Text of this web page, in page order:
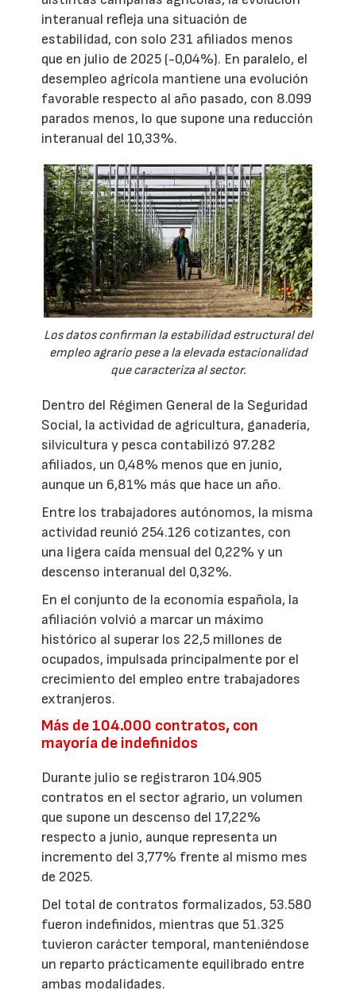
interanual refleja una situación de
estabilidad, con solo 231 afiliados menos
que en julio de 2025 (-0,04%). En paralelo, el
desempleo agrícola mantiene una evolución
favorable respecto al año pasado, con 8.099
parados menos, lo que supone una reducción
interanual del 10,33%.
Los datos confirman la estabilidad estructural del
empleo agrario pese a la elevada estacionalidad
que caracteriza al sector.
Dentro del Régimen General de la Seguridad
Social, la actividad de agricultura, ganadería,
silvicultura y pesca contabilizó 97.282
afiliados, un 0,48% menos que en junio,
aunque un 6,81% más que hace un año.
Entre los trabajadores autónomos, la misma
actividad reunió 254.126 cotizantes, con
una ligera caída mensual del 0,22% y un
descenso interanual del 0,32%.
En el conjunto de la economía española, la
afiliación volvió a marcar un máximo
histórico al superar los 22,5 millones de
ocupados, impulsada principalmente por el
crecimiento del empleo entre trabajadores
extranjeros.
Más de 104.000 contratos, con
mayoría de indefinidos
Durante julio se registraron 104.905
contratos en el sector agrario, un volumen
que supone un descenso del 17,22%
respecto a junio, aunque representa un
incremento del 3,77% frente al mismo mes
de 2025.
Del total de contratos formalizados, 53.580
fueron indefinidos, mientras que 51.325
tuvieron carácter temporal, manteniéndose
un reparto prácticamente equilibrado entre
ambas modalidades.